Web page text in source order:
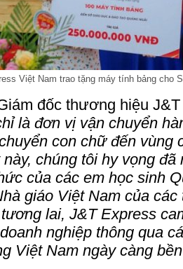
Việt Nam trao tặng máy tính bảng cho
đốc thương hiệu
là đơn vị vận chuyển
con chữ đến vùng
chúng tôi hy vọng đã
của các em học sinh
giáo Việt Nam của các
lai, J&T Express
nghiệp thông qua
Việt Nam ngày càng